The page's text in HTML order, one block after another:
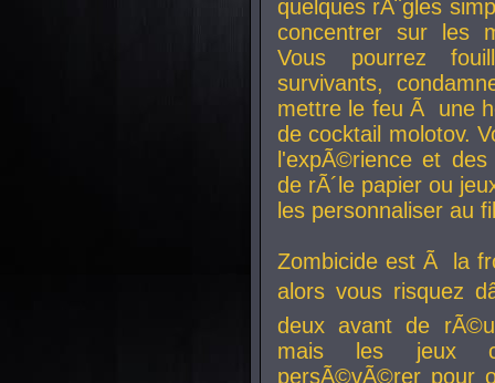
quelques rÃ¨gles
concentrer sur les
Vous pourrez
survivants,
mettre le feu Ã une
de cocktail molotov.
l'expÃ©rience et
de rÃ´le papier ou
les personnaliser au
Zombicide est Ã la
alors vous risquez
deux avant de
mais les jeux
persÃ©vÃ©rer pour